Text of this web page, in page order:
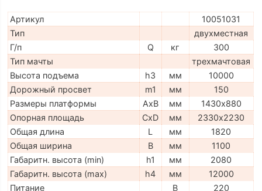
Артикул
10051031
Тип
двухместная
Г/п
Q кг
300
Тип мачты
трехмачтовая
Высота подъема
h3 мм
10000
Дорожный просвет
m1 мм
150
Размеры платформы
AxB мм
1430х880
Опорная площадь
CxD мм
2330х2230
Общая длина
L мм
1820
Общая ширина
B мм
1100
Габаритн. высота (min)
h1 мм
2080
Габаритн. высота (max)
h4 мм
12000
Питание
В
220